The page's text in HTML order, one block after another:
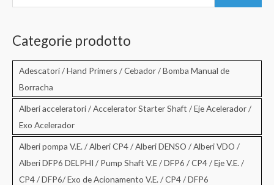
c
Categorie prodotto
Adescatori / Hand Primers / Cebador / Bomba Manual de
Borracha
Alberi acceleratori / Accelerator Starter Shaft / Eje Acelerador /
Exo Acelerador
Alberi pompa V.E. / Alberi CP4 / Alberi DENSO / Alberi VDO /
Alberi DFP6 DELPHI / Pump Shaft V.E / DFP6 / CP4 / Eje V.E. /
CP4 / DFP6/ Exo de Acionamento V.E. / CP4 / DFP6